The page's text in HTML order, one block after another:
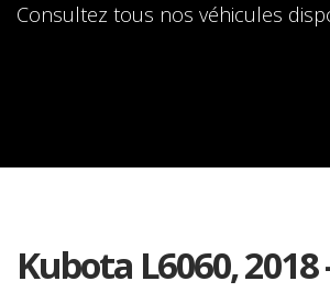
Consultez tous nos véhicules
Kubota L6060, 2018